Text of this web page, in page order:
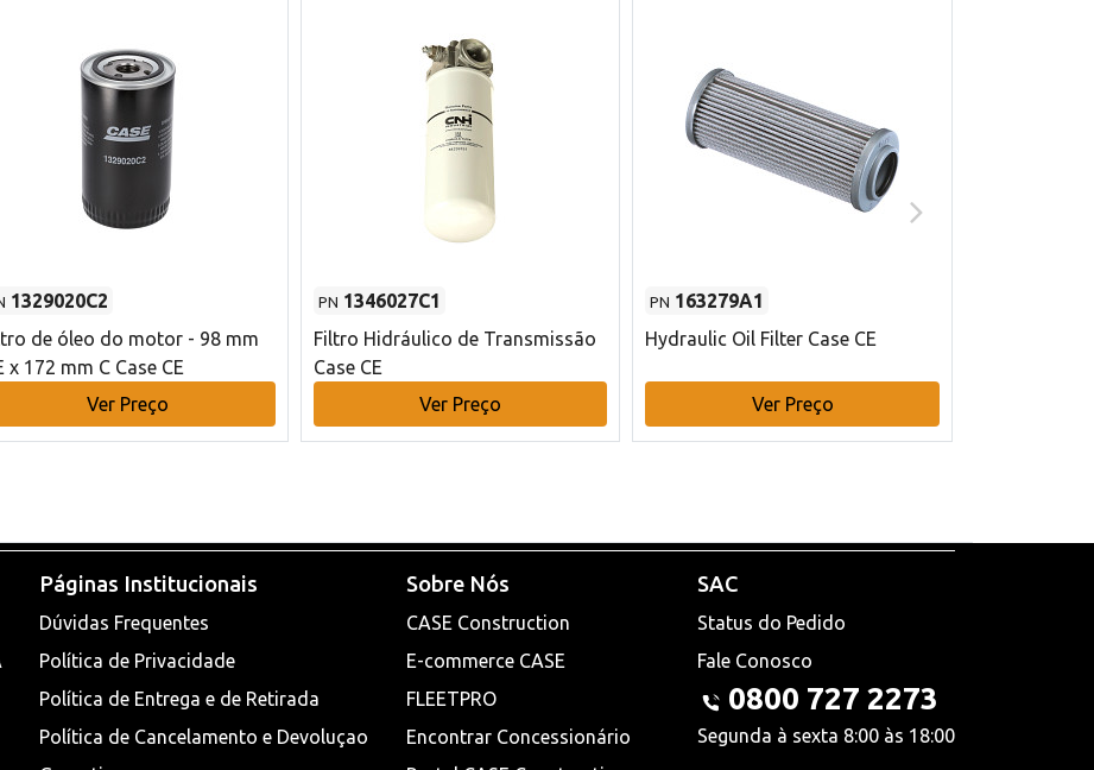
1329020C2
de óleo do motor - 98 mm
x 172 mm C Case CE
Ver Preço
PN 1346027C1
Filtro Hidráulico de Transmissão
Case CE
Ver Preço
PN 163279A1
Hydraulic Oil Filter Case CE
Ver Preço
Páginas Institucionais
Dúvidas Frequentes
Política de Privacidade
Política de Entrega e de Retirada
Política de Cancelamento e Devoluçao
Sobre Nós
CASE Construction
E-commerce CASE
FLEETPRO
Encontrar Concessionário
SAC
Status do Pedido
Fale Conosco
0800 727 2273
Segunda à sexta 8:00 às 18:00